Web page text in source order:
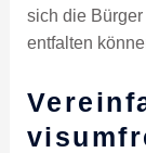
sich die
entfalten